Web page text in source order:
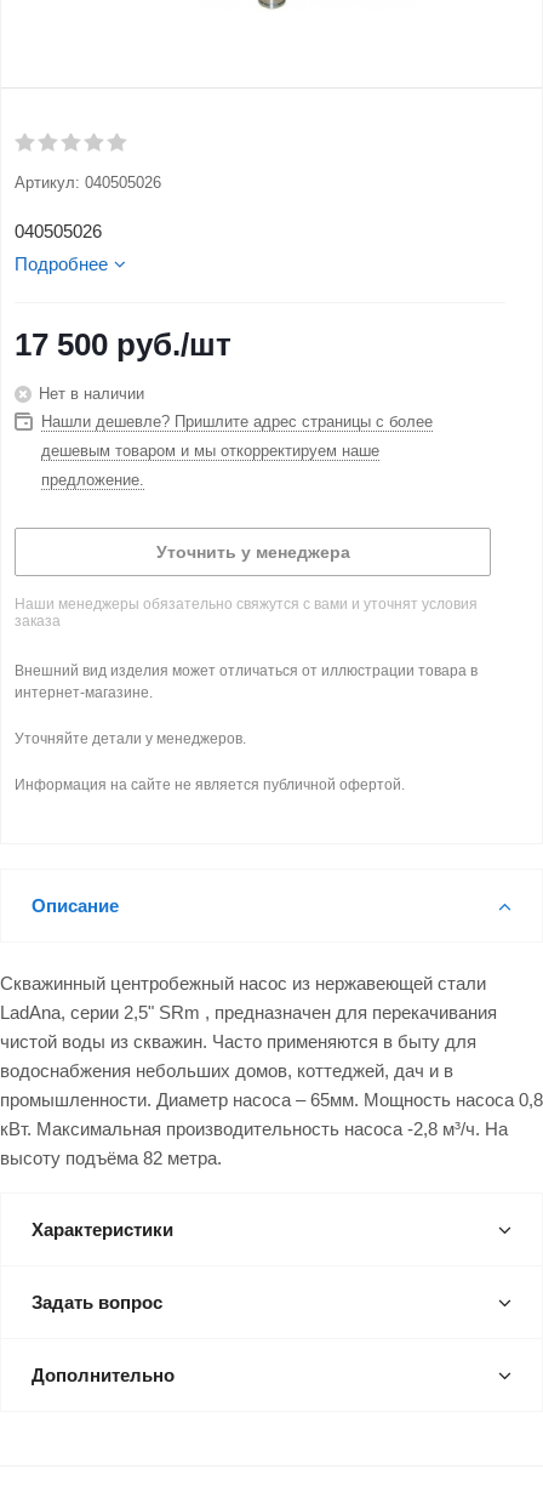
Артикул: 040505026
040505026
Подробнее
17 500 руб./шт
Нет в наличии
Нашли дешевле? Пришлите адрес страницы с более
дешевым товаром и мы откорректируем наше
предложение.
Уточнить у менеджера
Наши менеджеры обязательно свяжутся с вами и уточнят условия
заказа
Внешний вид изделия может отличаться от иллюстрации товара в
интернет-магазине.
Уточняйте детали у менеджеров.
Информация на сайте не является публичной офертой.
Описание
Скважинный центробежный насос из нержавеющей стали
LadAna, серии 2,5" SRm , предназначен для перекачивания
чистой воды из скважин. Часто применяются в быту для
водоснабжения небольших домов, коттеджей, дач и в
промышленности. Диаметр насоса – 65мм. Мощность насоса 0,8
кВт. Максимальная производительность насоса -2,8 м³/ч. На
высоту подъёма 82 метра.
Характеристики
Задать вопрос
Дополнительно